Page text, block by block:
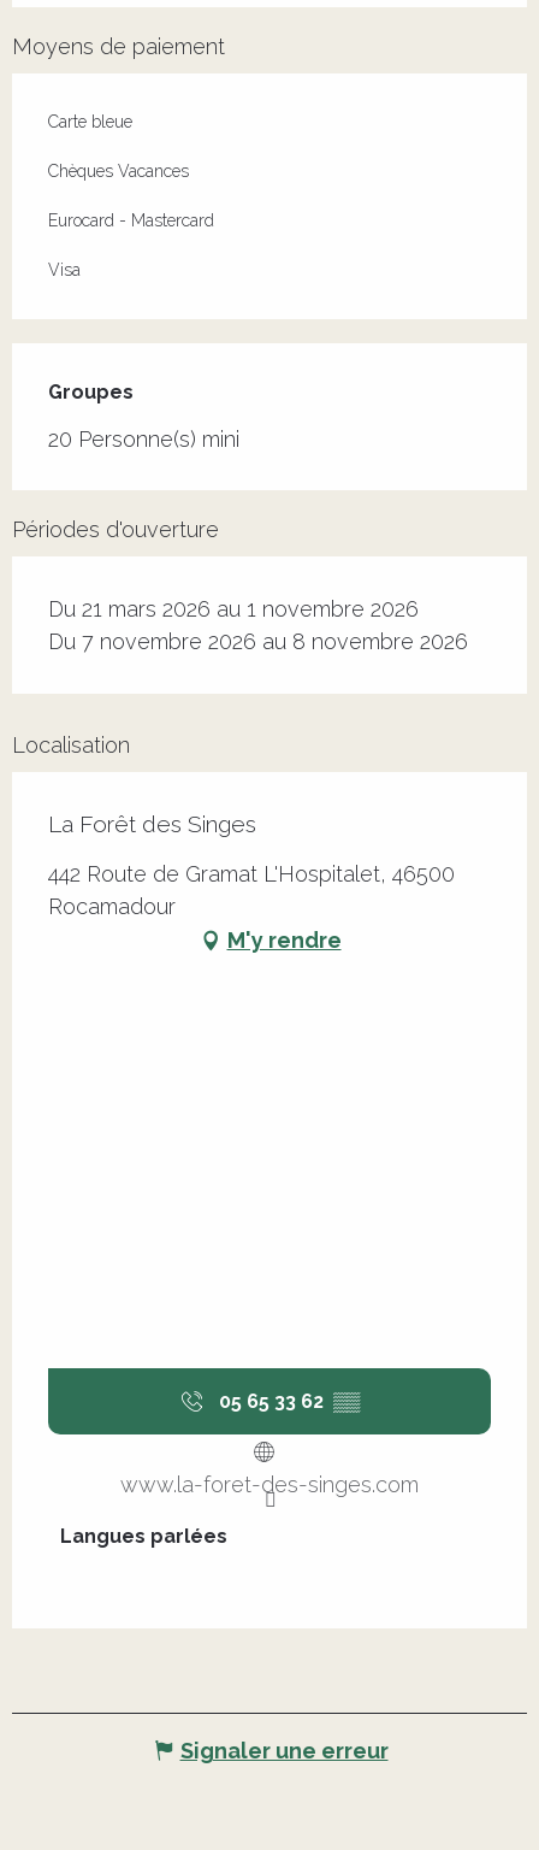
Moyens de paiement
Carte bleue
Chèques Vacances
Eurocard - Mastercard
Visa
Groupes
Groupes
20 Personne(s) mini
Périodes d'ouverture
Du 21 mars 2026 au 1 novembre 2026
Du 7 novembre 2026 au 8 novembre 2026
Localisation
La Forêt des Singes
442 Route de Gramat L'Hospitalet, 46500
Rocamadour
M'y rendre
05 65 33 62 ▒▒
www.la-foret-des-singes.com
Langues parlées
Langues parlées
Signaler une erreur